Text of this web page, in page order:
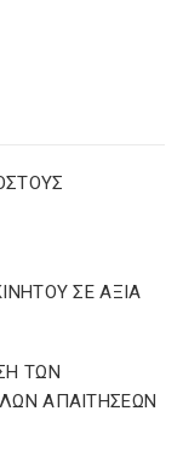
ΣΕ ΑΞΙΑ
ΤΩΝ
ΑΠΑΙΤΗΣΕΩΝ